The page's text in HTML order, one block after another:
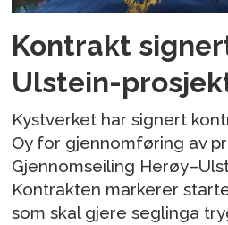
Kontrakt
Ulstein-
Kystverket har signert
Oy for gjennomføring av
Gjennomseiling
Kontrakten markerer
som skal gjere seglinga